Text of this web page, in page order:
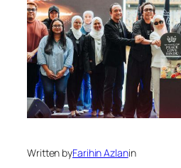
Written byFarihin Azlanin